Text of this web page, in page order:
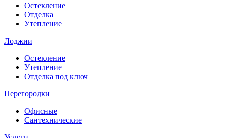
Остекление
Отделка
Утепление
Лоджии
Остекление
Утепление
Отделка под ключ
Перегородки
Офисные
Сантехнические